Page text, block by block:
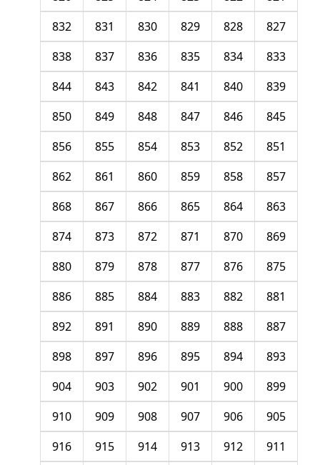
827
828
829
830
831
832
833
834
835
836
837
838
839
840
841
842
843
844
845
846
847
848
849
850
851
852
853
854
855
856
857
858
859
860
861
862
863
864
865
866
867
868
869
870
871
872
873
874
875
876
877
878
879
880
881
882
883
884
885
886
887
888
889
890
891
892
893
894
895
896
897
898
899
900
901
902
903
904
905
906
907
908
909
910
911
912
913
914
915
916